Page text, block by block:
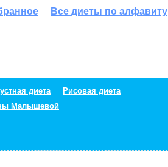
Все диеты по алфавиту
диета
Рисовая диета
Малышевой